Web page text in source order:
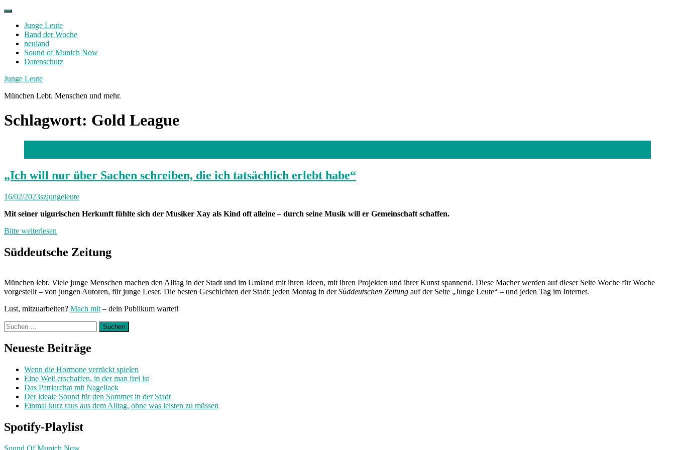
Skip
contentJunge Leute
Band der Woche
neuland
Sound of Munich Now
Datenschutz
Facebook
Twitter
Instagram
Junge Leute
München Lebt. Menschen und mehr.
Schlagwort: Gold League
„Ich will nur über Sachen schreiben, die ich tatsächlich erlebt habe“
16/02/2023szjungeleute
Mit seiner uigurischen Herkunft fühlte sich der Musiker Xay als Kind oft alleine – durch seine Musik will er Gemeinschaft schaffen.
Bitte weiterlesen
Süddeutsche Zeitung
München lebt. Viele junge Menschen machen den Alltag in der Stadt und im Umland mit ihren Ideen, mit ihren Projekten und ihrer Kunst spannend. Diese Macher werden auf dieser Seite Woche für Woche
vorgestellt – von jungen Autoren, für junge Leser. Die besten Geschichten der Stadt: jeden Montag in derSüddeutschen Zeitung auf der Seite „Junge Leute“ – und jeden Tag im Internet.
Lust, mitzuarbeiten? Mach mit – dein Publikum wartet!
Suchen
nach:
Neueste Beiträge
Wenn die Hormone verrückt spielen
Eine Welt erschaffen, in der man frei ist
Das Patriarchat mit Nagellack
Der ideale Sound für den Sommer in der Stadt
Einmal kurz raus aus dem Alltag, ohne was leisten zu müssen
Spotify-Playlist